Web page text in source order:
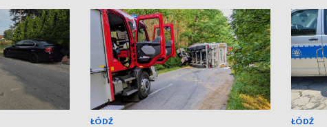
ŁÓDŹ ŁÓDŹ